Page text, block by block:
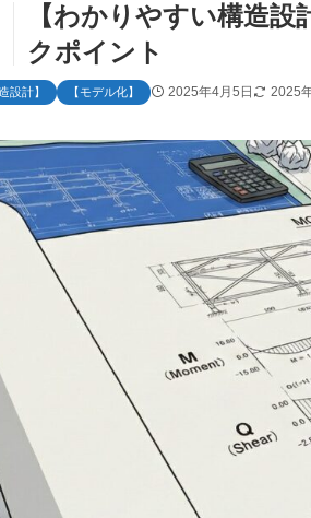
【わかりやすい構造
クポイント
設計】 【モデル化】 2025年4月5日 2025